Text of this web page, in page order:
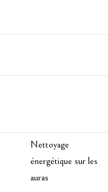
Nettoyage
énergétique sur les
auras